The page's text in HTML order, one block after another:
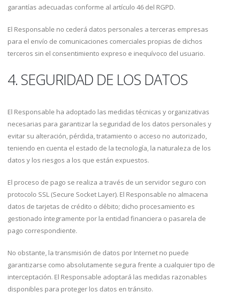
garantías adecuadas conforme al artículo 46 del RGPD.
El Responsable no cederá datos personales a terceras empresas
para el envío de comunicaciones comerciales propias de dichos
terceros sin el consentimiento expreso e inequívoco del usuario.
4. SEGURIDAD DE LOS DATOS
El Responsable ha adoptado las medidas técnicas y organizativas
necesarias para garantizar la seguridad de los datos personales y
evitar su alteración, pérdida, tratamiento o acceso no autorizado,
teniendo en cuenta el estado de la tecnología, la naturaleza de los
datos y los riesgos a los que están expuestos.
El proceso de pago se realiza a través de un servidor seguro con
protocolo SSL (Secure Socket Layer). El Responsable no almacena
datos de tarjetas de crédito o débito; dicho procesamiento es
gestionado íntegramente por la entidad financiera o pasarela de
pago correspondiente.
No obstante, la transmisión de datos por Internet no puede
garantizarse como absolutamente segura frente a cualquier tipo de
interceptación. El Responsable adoptará las medidas razonables
disponibles para proteger los datos en tránsito.